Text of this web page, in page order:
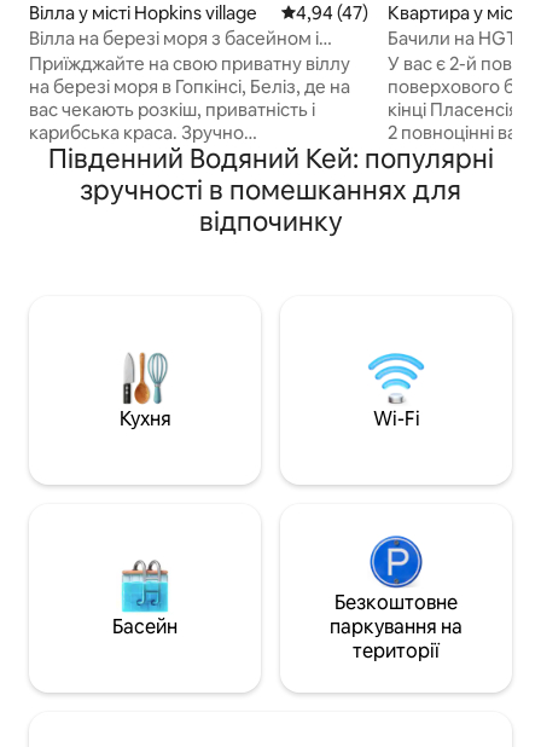
Вілла у місті Hopkins village Середня оцінка: 4,94 з 5,
4,94 (47)
Вілла на березі моря з басейном і
панорамним видом
Приїжджайте на свою приватну віллу
на березі моря в Гопкінсі, Беліз, де на
вас чекають розкіш, приватність і
карибська краса. Зручно
припаркуйтеся, зайдіть усередину,
щоб насолодитися приголомшливим
басейном і краєвидом на море, а
також відкритим простором, який
даху. Ця вілла, схвалена BTB, –
ідеальне місце для відпочинку в Белізі:
тут є велосипеди, повністю обладнана
кухня, а неподалік проводяться
сьогодні.
Квартира у місті
Бачили на
велика квартира
басейном
У вас є 2-й
поверхового
кінці Пласенсія-
2 повноцінні
Кондиціонер у
Повнорозмірна,
укомплектована
Туроператор з
поруч. Кафе та
прямо через
велосипеди,
Південний Водяний Кей: популярні
зручності в помешканнях для
відпочинку
Кухня Wi-Fi
Басейн
Безкоштовне
паркування на
території